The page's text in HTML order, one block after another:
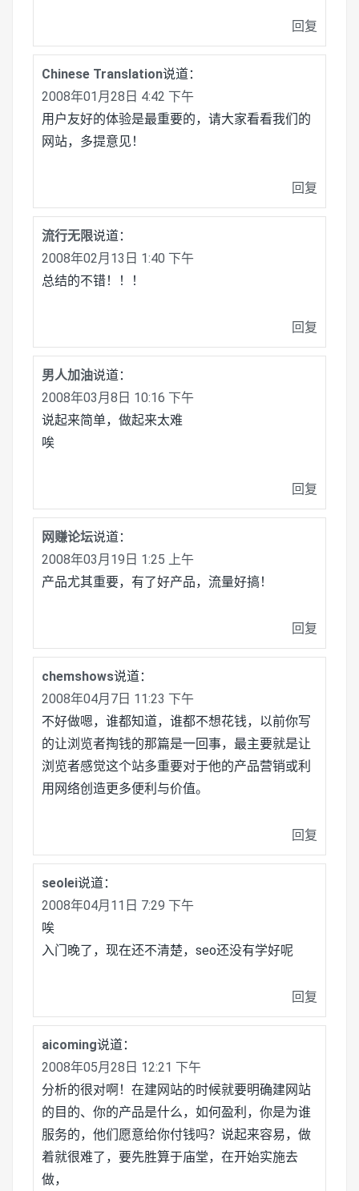
回复
Chinese Translation说道：
2008年01月28日 4:42 下午
用户友好的体验是最重要的，请大家看看我们的
网站，多提意见！
回复
流行无限说道：
2008年02月13日 1:40 下午
总结的不错！！！
回复
男人加油说道：
2008年03月8日 10:16 下午
说起来简单，做起来太难
唉
回复
网赚论坛说道：
2008年03月19日 1:25 上午
产品尤其重要，有了好产品，流量好搞！
回复
chemshows说道：
2008年04月7日 11:23 下午
不好做嗯，谁都知道，谁都不想花钱，以前你写
的让浏览者掏钱的那篇是一回事，最主要就是让
浏览者感觉这个站多重要对于他的产品营销或利
用网络创造更多便利与价值。
回复
seolei说道：
2008年04月11日 7:29 下午
唉
入门晚了，现在还不清楚，seo还没有学好呢
回复
aicoming说道：
2008年05月28日 12:21 下午
分析的很对啊！在建网站的时候就要明确建网站
的目的、你的产品是什么，如何盈利，你是为谁
服务的，他们愿意给你付钱吗？说起来容易，做
着就很难了，要先胜算于庙堂，在开始实施去
做，